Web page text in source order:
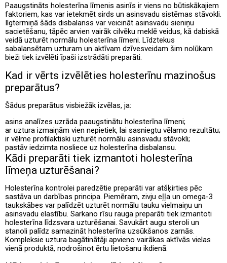
Paaugstināts holesterīna līmenis asinīs ir viens no būtiskākajiem
faktoriem, kas var ietekmēt sirds un asinsvadu sistēmas stāvokli.
Ilgtermiņā šāds disbalanss var veicināt asinsvadu sieniņu
sacietēšanu, tāpēc arvien vairāk cilvēku meklē veidus, kā dabiskā
veidā uzturēt normālu holesterīna līmeni. Līdztekus
sabalansētam uzturam un aktīvam dzīvesveidam šim nolūkam
bieži tiek izvēlēti īpaši izstrādāti preparāti.
Kad ir vērts izvēlēties holesterīnu mazinošus
preparātus?
Šādus preparātus visbiežāk izvēlas, ja:
asins analīzes uzrāda paaugstinātu holesterīna līmeni;
ar uztura izmaiņām vien nepietiek, lai sasniegtu vēlamo rezultātu;
ir vēlme profilaktiski uzturēt normālu asinsvadu stāvokli;
pastāv iedzimta nosliece uz holesterīna disbalansu.
Kādi preparāti tiek izmantoti holesterīna
līmeņa uzturēšanai?
Holesterīna kontrolei paredzētie preparāti var atšķirties pēc
sastāva un darbības principa. Piemēram, zivju eļļa un omega-3
taukskābes var palīdzēt uzturēt normālu tauku vielmaiņu un
asinsvadu elastību. Sarkano rīsu rauga preparāti tiek izmantoti
holesterīna līdzsvara uzturēšanai. Savukārt augu steroli un
stanoli palīdz samazināt holesterīna uzsūkšanos zarnās.
Kompleksie uztura bagātinātāji apvieno vairākas aktīvās vielas
vienā produktā, nodrošinot ērtu lietošanu ikdienā.